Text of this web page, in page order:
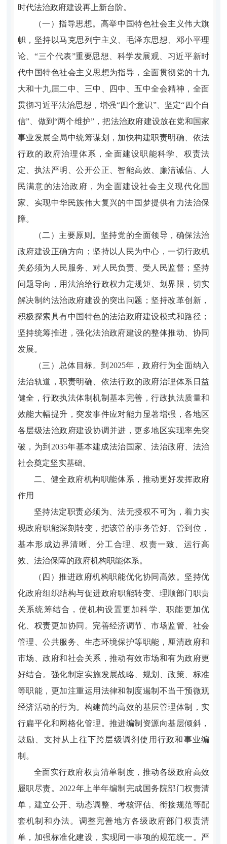
时代法治政府建设再上新台阶。
（一）指导思想。高举中国特色社会主义伟大旗
帜，坚持以马克思列宁主义、毛泽东思想、邓小平理
论、“三个代表”重要思想、科学发展观、习近平新时
代中国特色社会主义思想为指导，全面贯彻党的十九
大和十九届二中、三中、四中、五中全会精神，全面
贯彻习近平法治思想，增强“四个意识”、坚定“四个自
信”、做到“两个维护”，把法治政府建设放在党和国家
事业发展全局中统筹谋划，加快构建职责明确、依法
行政的政府治理体系，全面建设职能科学、权责法
定、执法严明、公开公正、智能高效、廉洁诚信、人
民满意的法治政府，为全面建设社会主义现代化国
家、实现中华民族伟大复兴的中国梦提供有力法治保
障。
（二）主要原则。坚持党的全面领导，确保法治
政府建设正确方向；坚持以人民为中心，一切行政机
关必须为人民服务、对人民负责、受人民监督；坚持
问题导向，用法治给行政权力定规矩、划界限，切实
解决制约法治政府建设的突出问题；坚持改革创新，
积极探索具有中国特色的法治政府建设模式和路径；
坚持统筹推进，强化法治政府建设的整体推动、协同
发展。
（三）总体目标。到2025年，政府行为全面纳入
法治轨道，职责明确、依法行政的政府治理体系日益
健全，行政执法体制机制基本完善，行政执法质量和
效能大幅提升，突发事件应对能力显著增强，各地区
各层级法治政府建设协调并进，更多地区实现率先突
破，为到2035年基本建成法治国家、法治政府、法治
社会奠定坚实基础。
二、健全政府机构职能体系，推动更好发挥政府
作用
坚持法定职责必须为、法无授权不可为，着力实
现政府职能深刻转变，把该管的事务管好、管到位，
基本形成边界清晰、分工合理、权责一致、运行高
效、法治保障的政府机构职能体系。
（四）推进政府机构职能优化协同高效。坚持优
化政府组织结构与促进政府职能转变、理顺部门职责
关系统筹结合，使机构设置更加科学、职能更加优
化、权责更加协同。完善经济调节、市场监管、社会
管理、公共服务、生态环境保护等职能，厘清政府和
市场、政府和社会关系，推动有效市场和有为政府更
好结合。强化制定实施发展战略、规划、政策、标准
等职能，更加注重运用法律和制度遏制不当干预微观
经济活动的行为。构建简约高效的基层管理体制，实
行扁平化和网格化管理。推进编制资源向基层倾斜，
鼓励、支持从上往下跨层级调剂使用行政和事业编
制。
全面实行政府权责清单制度，推动各级政府高效
履职尽责。2022年上半年编制完成国务院部门权责清
单，建立公开、动态调整、考核评估、衔接规范等配
套机制和办法。调整完善地方各级政府部门权责清
单，加强标准化建设，实现同一事项的规范统一。严